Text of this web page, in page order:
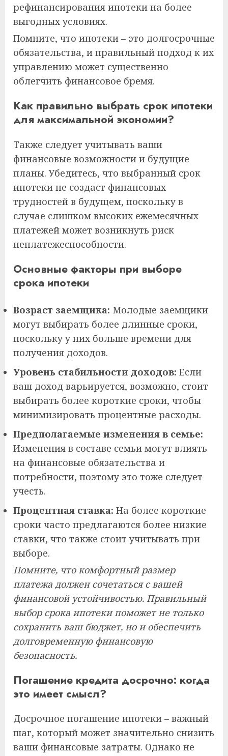
рефинансирования ипотеки на более
выгодных условиях.
Помните, что ипотеки – это долгосрочные
обязательства, и правильный подход к их
управлению может существенно
облегчить финансовое бремя.
Как правильно выбрать срок ипотеки
для максимальной экономии?
Также следует учитывать ваши
финансовые возможности и будущие
планы. Убедитесь, что выбранный срок
ипотеки не создаст финансовых
трудностей в будущем, поскольку в
случае слишком высоких ежемесячных
платежей может возникнуть риск
неплатежеспособности.
Основные факторы при выборе
срока ипотеки
Возраст заемщика: Молодые заемщики
могут выбирать более длинные сроки,
поскольку у них больше времени для
получения доходов.
Уровень стабильности доходов: Если
ваш доход варьируется, возможно, стоит
выбирать более короткие сроки, чтобы
минимизировать процентные расходы.
Предполагаемые изменения в семье:
Изменения в составе семьи могут влиять
на финансовые обязательства и
потребности, поэтому это тоже следует
учесть.
Процентная ставка: На более короткие
сроки часто предлагаются более низкие
ставки, что также стоит учитывать при
выборе.
Помните, что комфортный размер
платежа должен сочетаться с вашей
финансовой устойчивостью. Правильный
выбор срока ипотеки поможет не только
сохранить ваш бюджет, но и обеспечить
долговременную финансовую
безопасность.
Погашение кредита досрочно: когда
это имеет смысл?
Досрочное погашение ипотеки – важный
шаг, который может значительно снизить
ваши финансовые затраты. Однако не